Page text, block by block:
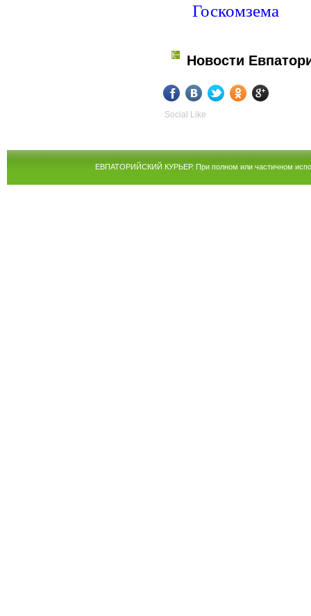
Госкомзема
Новости
Social Like
ЕВПАТОРИЙСКИЙ КУРЬЕР. При полном или частичном